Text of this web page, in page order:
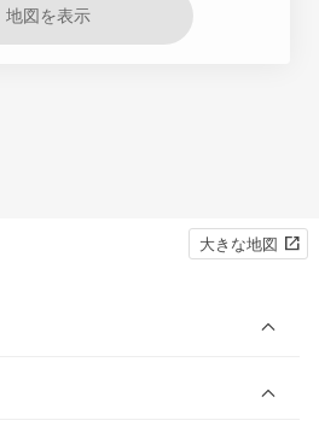
地図を表示
大きな地図